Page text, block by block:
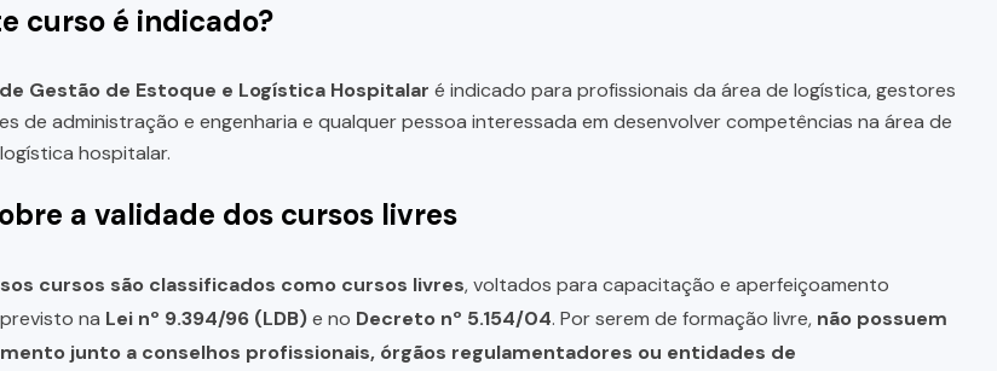
curso é indicado?
Gestão de Estoque e Logística Hospitalar é indicado para profissionais da área de logística, gestores
de administração e engenharia e qualquer pessoa interessada em desenvolver competências na área de
hospitalar.
a validade dos cursos livres
cursos são classificados como cursos livres, voltados para capacitação e aperfeiçoamento
na Lei nº 9.394/96 (LDB)e no Decreto nº 5.154/04. Por serem de formação livre, não possuem
junto a conselhos profissionais, órgãos regulamentadores ou entidades de